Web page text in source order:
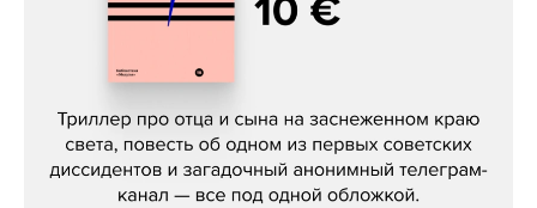
Даниил Туровский, «Разрыв»